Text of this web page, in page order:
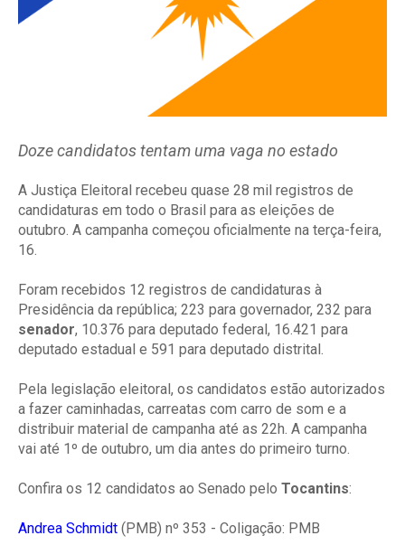
Doze candidatos tentam uma vaga no estado
A Justiça Eleitoral recebeu quase 28 mil registros de
candidaturas em todo o Brasil para as eleições de
outubro. A campanha começou oficialmente na terça-feira,
16.
Foram recebidos 12 registros de candidaturas à
Presidência da república; 223 para governador, 232 para
senador, 10.376 para deputado federal, 16.421 para
deputado estadual e 591 para deputado distrital.
Pela legislação eleitoral, os candidatos estão autorizados
a fazer caminhadas, carreatas com carro de som e a
distribuir material de campanha até as 22h. A campanha
vai até 1º de outubro, um dia antes do primeiro turno.
Confira os 12 candidatos ao Senado pelo Tocantins:
Andrea Schmidt (PMB) nº 353 - Coligação: PMB